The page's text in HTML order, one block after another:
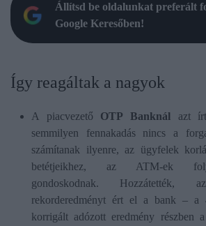
Állítsd be oldalunkat preferált
Google Keresőben!
Így reagáltak a nagyok
A piacvezető OTP Banknál azt
semmilyen fennakadás nincs a
számítanak ilyenre, az ügyfelek
betétjeikhez, az ATM-ek
gondoskodnak.
rekorderedményt ért el a bank – a
korrigált adózott eredmény részben